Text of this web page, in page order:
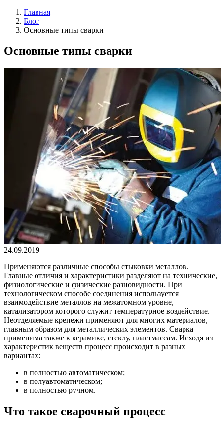
Главная
Блог
Основные типы сварки
Основные типы сварки
24.09.2019
Применяются различные способы стыковки металлов.
Главные отличия и характеристики разделяют на технические,
физиологические и физические разновидности. При
технологическом способе соединения используется
взаимодействие металлов на межатомном уровне,
катализатором которого служит температурное воздействие.
Неотделяемые крепежи применяют для многих материалов,
главным образом для металлических элементов. Сварка
применима также к керамике, стеклу, пластмассам. Исходя из
характеристик веществ процесс происходит в разных
вариантах:
в полностью автоматическом;
в полуавтоматическом;
в полностью ручном.
Что такое сварочный процесс